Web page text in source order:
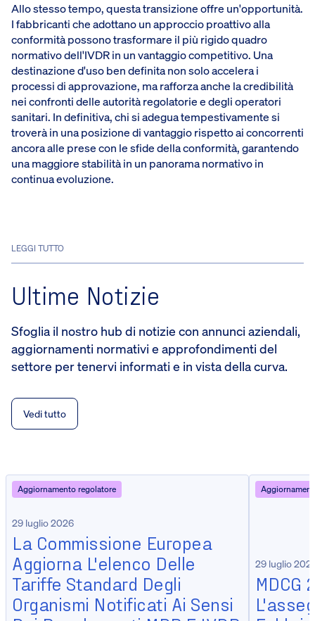
Allo stesso tempo, questa transizione offre un'opportunità.
I fabbricanti che adottano un approccio proattivo alla
conformità possono trasformare il più rigido quadro
normativo dell'IVDR in un vantaggio competitivo. Una
destinazione d'uso ben definita non solo accelera i
processi di approvazione, ma rafforza anche la credibilità
nei confronti delle autorità regolatorie e degli operatori
sanitari. In definitiva, chi si adegua tempestivamente si
troverà in una posizione di vantaggio rispetto ai concorrenti
ancora alle prese con le sfide della conformità, garantendo
una maggiore stabilità in un panorama normativo in
continua evoluzione.
LEGGI TUTTO
Ultime Notizie
Sfoglia il nostro hub di notizie con annunci aziendali,
aggiornamenti normativi e approfondimenti del
settore per tenervi informati e in vista della curva.
Vedi tutto
Aggiornamento regolatore
29 luglio 2026
La Commissione Europea
Aggiorna L'elenco Delle
Tariffe Standard Degli
Organismi Notificati Ai Sensi
29 luglio
MDCG